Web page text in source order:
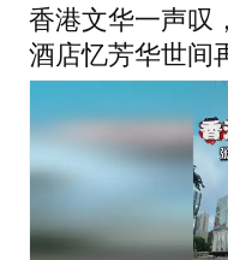
香港文华一声叹
酒店忆芳华世间